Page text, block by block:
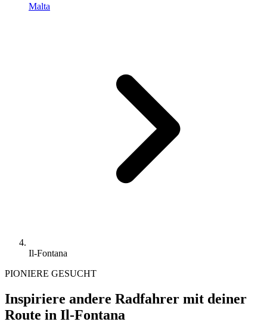
Malta
Il-Fontana
PIONIERE GESUCHT
Inspiriere andere Radfahrer mit deiner
Route in Il-Fontana